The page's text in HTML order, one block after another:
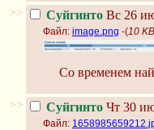
>> Суйгинто Вс 26
Файл: image.png -(10
Со временем
>> Суйгинто Чт 30
Файл: